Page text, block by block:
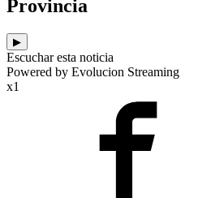
Provincia
▶
Escuchar esta noticia
Powered by Evolucion Streaming
x1